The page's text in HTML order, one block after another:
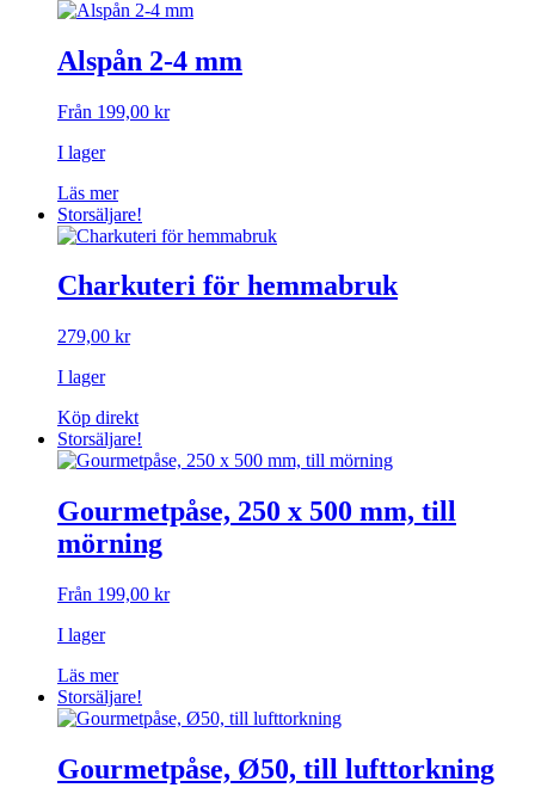
Alspån 2-4 mm
Från 199,00 kr
I lager
Läs merDen
här
produkten
flera
varianter.
olika
väljas
på
produktsidan
Storsäljare!
Charkuteri för hemmabruk
279,00 kr
I lager
Köp direkt
Storsäljare!
Gourmetpåse, 250 x 500 mm, till
mörning
Från 199,00 kr
I lager
Läs merDen
här
produkten
varianter.
Storsäljare!
Gourmetpåse, Ø50, till lufttorkning